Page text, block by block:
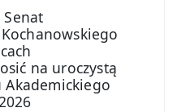
na uroczystą